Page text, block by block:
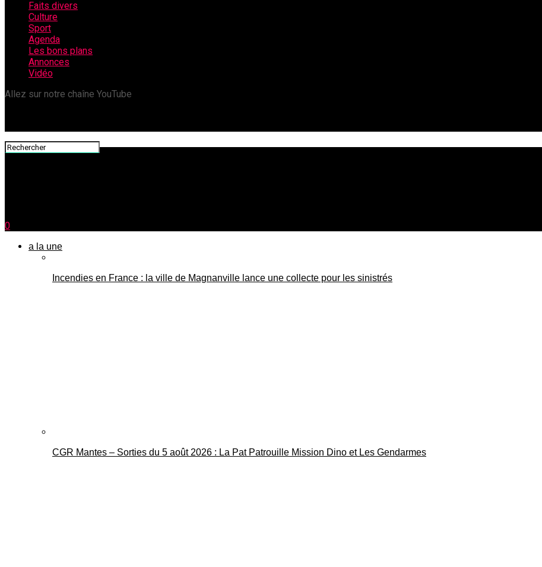
Faits divers
Culture
Sport
Agenda
Les bons plans
Annonces
Vidéo
Allez sur notre chaîne YouTube
0
a la une
Incendies en France : la ville de Magnanville lance une collecte pour les sinistrés
CGR Mantes – Sorties du 5 août 2026 : La Pat Patrouille Mission Dino et Les Gendarmes